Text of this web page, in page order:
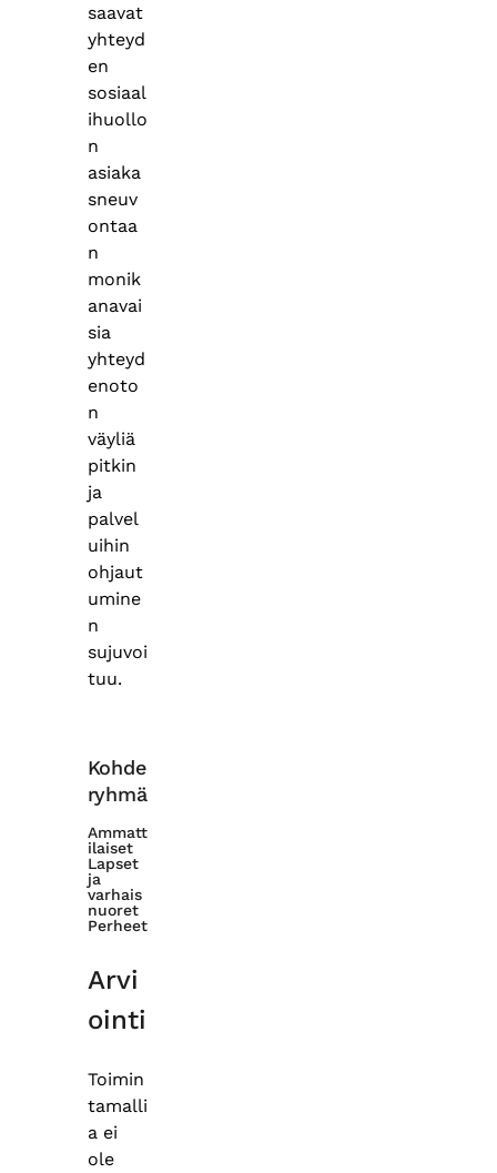
saavat
yhteyd
en
sosiaal
ihuollo
n
asiaka
sneuv
ontaa
n
monik
anavai
sia
yhteyd
enoto
n
väyliä
pitkin
ja
palvel
uihin
ohjaut
umine
n
sujuvoi
tuu.
Kohde
ryhmä
Ammatt
ilaiset
Lapset
ja
varhais
nuoret
Perheet
Arvi
ointi
Toimin
tamalli
a ei
ole